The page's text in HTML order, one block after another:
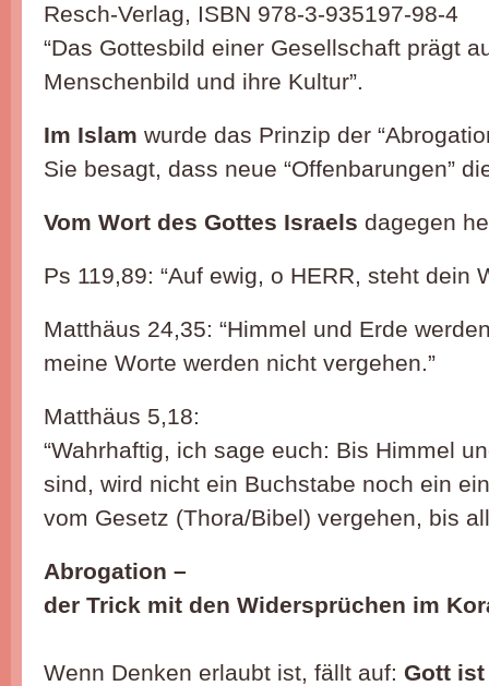
Resch-Verlag, ISBN 978-3-935197-98-4
“Das Gottesbild einer Gesellschaft prägt
Menschenbild und ihre Kultur”.
Im Islam wurde das Prinzip der
Sie besagt, dass neue “Offenbarungen”
Vom Wort des Gottes Israels dagegen
Ps 119,89: “Auf ewig, o HERR, steht dein
Matthäus 24,35: “Himmel und Erde
meine Worte werden nicht vergehen.”
Matthäus 5,18:
“Wahrhaftig, ich sage euch: Bis Himmel
sind, wird nicht ein Buchstabe noch ein
vom Gesetz (Thora/Bibel) vergehen, bis
Abrogation –
der Trick mit den Widersprüchen im
Wenn Denken erlaubt ist, fällt auf: Gott